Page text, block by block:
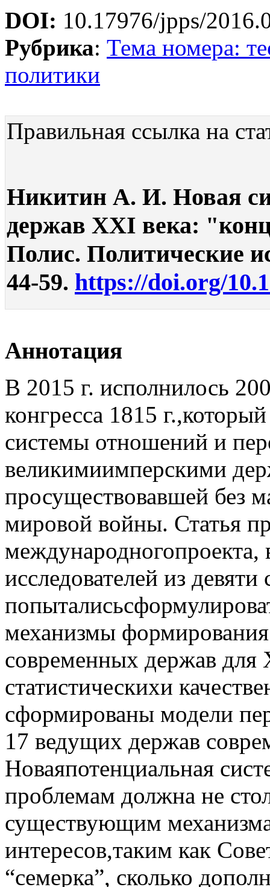
DOI: 10.17976/jpps/
Рубрика: Тема номера:
политики
Правильная ссылка на
Никитин А. И. Новая
держав XXI века:
Полис. Политические
44-59. https://doi.org/
Аннотация
В 2015 г. исполнилось
конгресса 1815
системы отношений и
великимиимперскими
просуществовавшей без
мировой войны. Статья
международногопроекта,
исследователей из девяти
механизмы формирования
современных держав для
статистическихи
сформированы модели
17 ведущих держав
Новаяпотенциальная
проблемам должна не
существующим
интересов,таким как
“семерка”, сколько